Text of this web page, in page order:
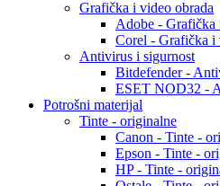
Grafička i video obrada
Adobe - Grafička
Corel - Grafička i
Antivirus i sigurnost
Bitdefender -
ESET NOD32 -
Potrošni materijal
Tinte - originalne
Canon - Tinte -
Epson - Tinte -
HP - Tinte -